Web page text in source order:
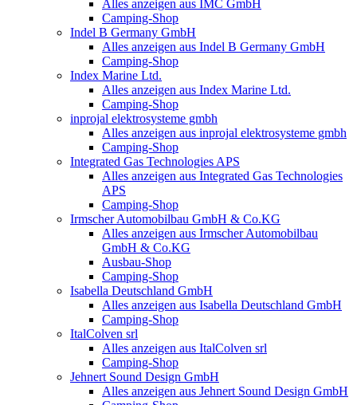
Alles anzeigen aus IMC GmbH
Camping-Shop
Indel B Germany GmbH
Alles anzeigen aus Indel B Germany GmbH
Camping-Shop
Index Marine Ltd.
Alles anzeigen aus Index Marine Ltd.
Camping-Shop
inprojal elektrosysteme gmbh
Alles anzeigen aus inprojal elektrosysteme gmbh
Camping-Shop
Integrated Gas Technologies APS
Alles anzeigen aus Integrated Gas Technologies
APS
Camping-Shop
Irmscher Automobilbau GmbH & Co.KG
Alles anzeigen aus Irmscher Automobilbau
GmbH & Co.KG
Ausbau-Shop
Camping-Shop
Isabella Deutschland GmbH
Alles anzeigen aus Isabella Deutschland GmbH
Camping-Shop
ItalColven srl
Alles anzeigen aus ItalColven srl
Camping-Shop
Jehnert Sound Design GmbH
Alles anzeigen aus Jehnert Sound Design GmbH